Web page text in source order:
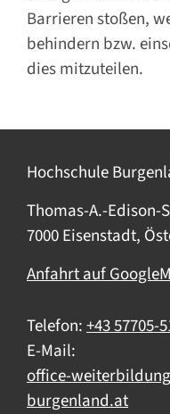
Barrieren stoßen,
behindern bzw.
dies mitzuteilen.
Hochschule
Thomas-A.-Edison-
7000 Eisenstadt,
Anfahrt auf
Telefon:+43 57705-
E-Mail:
office-
burgenland.at